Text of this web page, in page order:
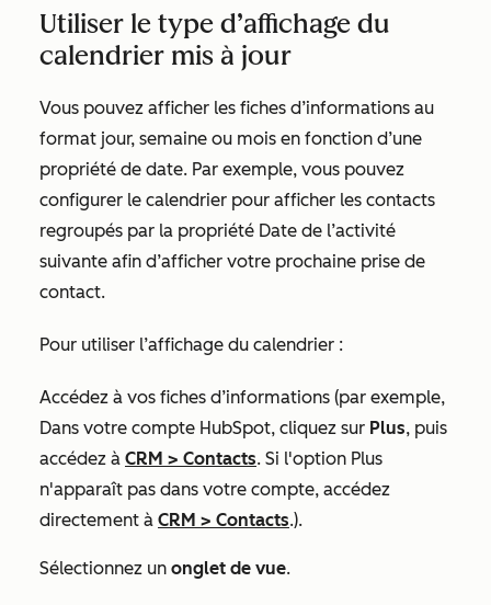
Utiliser le type d’affichage du
calendrier mis à jour
Vous pouvez afficher les fiches d’informations au
format jour, semaine ou mois en fonction d’une
propriété de date. Par exemple, vous pouvez
configurer le calendrier pour afficher les contacts
regroupés par la propriété Date de l’activité
suivante afin d’afficher votre prochaine prise de
contact.
Pour utiliser l’affichage du calendrier :
Accédez à vos fiches d’informations (par exemple,
Dans votre compte HubSpot, cliquez sur Plus, puis
accédez à CRM > Contacts. Si l'option Plus
n'apparaît pas dans votre compte, accédez
directement à CRM > Contacts.).
Sélectionnez un onglet de vue.